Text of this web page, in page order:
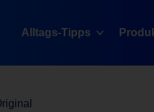
Alltags-Tipps